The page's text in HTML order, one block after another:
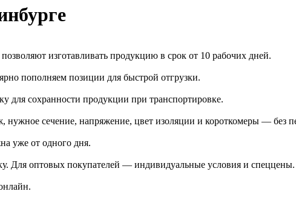
изготавливать продукцию в срок от 10 рабочих дней.
пополняем позиции для быстрой отгрузки.
для сохранности продукции при транспортировке.
сечение, напряжение, цвет изоляции и короткомеры — без
уже от одного дня.
Для оптовых покупателей — индивидуальные условия и